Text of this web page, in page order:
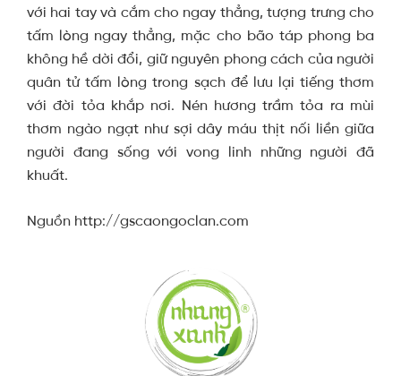
với hai tay và cắm cho ngay thẳng, tượng trưng cho
tấm lòng ngay thẳng, mặc cho bão táp phong ba
không hề dời đổi, giữ nguyên phong cách của người
quân tử tấm lòng trong sạch để lưu lại tiếng thơm
với đời tỏa khắp nơi. Nén hương trầm tỏa ra mùi
thơm ngào ngạt như sợi dây máu thịt nối liền giữa
người đang sống với vong linh những người đã
khuất.
Nguồn http://gscaongoclan.com